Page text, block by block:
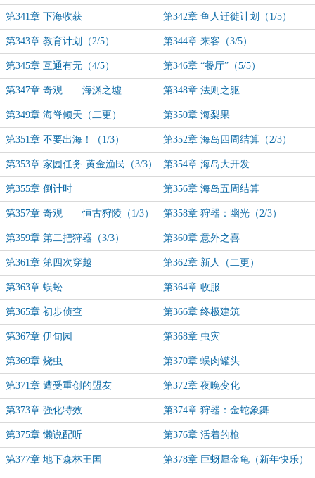
第341章 下海收获 第342章 鱼人迁徙计划（1/5）
第343章 教育计划（2/5） 第344章 来客（3/5）
第345章 互通有无（4/5） 第346章 “餐厅”（5/5）
第347章 奇观——海渊之墟 第348章 法则之躯
第349章 海脊倾天（二更） 第350章 海梨果
第351章 不要出海！（1/3） 第352章 海岛四周结算（2/3）
第353章 家园任务·黄金渔民（3/3） 第354章 海岛大开发
第355章 倒计时 第356章 海岛五周结算
第357章 奇观——恒古狩陵（1/3） 第358章 狩器：幽光（2/3）
第359章 第二把狩器（3/3） 第360章 意外之喜
第361章 第四次穿越 第362章 新人（二更）
第363章 蜈蚣 第364章 收服
第365章 初步侦查 第366章 终极建筑
第367章 伊旬园 第368章 虫灾
第369章 烧虫 第370章 蜈肉罐头
第371章 遭受重创的盟友 第372章 夜晚变化
第373章 强化特效 第374章 狩器：金蛇象舞
第375章 懒说配听 第376章 活着的枪
第377章 地下森林王国 第378章 巨蚜犀金龟（新年快乐）